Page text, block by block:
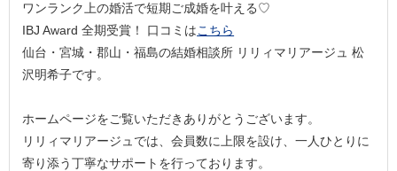
ワンランク上の婚活で短期ご成婚を叶える♡
IBJ Award 全期受賞！ 口コミはこちら
仙台・宮城・郡山・福島の結婚相談所 リリィマリアージュ 松
沢明希子です。
ホームページをご覧いただきありがとうございます。
リリィマリアージュでは、会員数に上限を設け、一人ひとりに
寄り添う丁寧なサポートを行っております。